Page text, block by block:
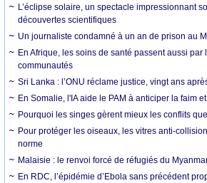
L’éclipse solaire, un spectacle impressionnant
découvertes scientifiques
Un journaliste condamné à un an de prison au
En Afrique, les soins de santé passent aussi par
communautés
Sri Lanka : l’ONU réclame justice, vingt ans
En Somalie, l'IA aide le PAM à anticiper la faim
Pourquoi les singes gèrent mieux les conflits
Pour protéger les oiseaux, les vitres anti-
norme
Malaisie : le renvoi forcé de réfugiés du
En RDC, l’épidémie d’Ebola sans précédent